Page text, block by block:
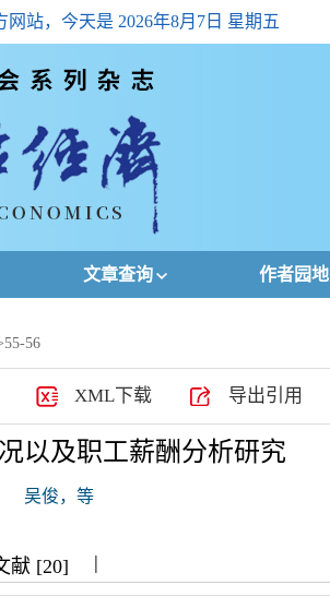
网站，今天是 2026年8月7日 星期五
文章查询
高级查询
下载排名
作者园地
56
XML下载 导出引用
以及职工薪酬分析研究
吴俊，等
献 [20] |||